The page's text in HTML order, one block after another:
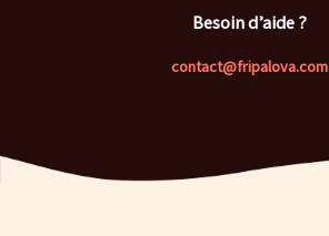
Besoin d’aide ?
contact@fripalova.com